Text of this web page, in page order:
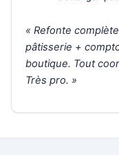
« Refonte
pâtisserie +
boutique. Tout
Très pro. »